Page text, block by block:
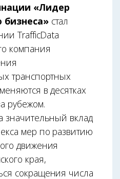
«Лидер
бизнеса»стал
TrafficData
компания
транспортных
в десятках
рубежом.
значительный вклад
мер по развитию
движения
края,
сокращения числа